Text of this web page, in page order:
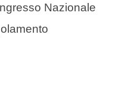
Nazionale